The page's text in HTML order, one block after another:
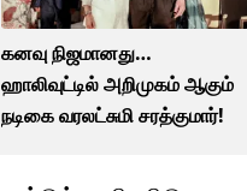
கனவு நிஜமானது…
ஹாலிவுட்டில் அறிமுகம் ஆகும்
நடிகை வரலட்சுமி சரத்குமார்!